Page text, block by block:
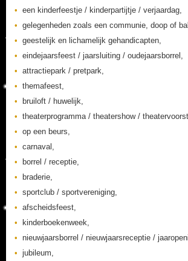
een kinderfeestje / kinderpartijtje / verjaardag,
gelegenheden zoals een communie, doop of
geestelijk en lichamelijk gehandicapten,
eindejaarsfeest / jaarsluiting / oudejaarsborrel,
attractiepark / pretpark,
themafeest,
bruiloft / huwelijk,
theaterprogramma / theatershow /
op een beurs,
carnaval,
borrel / receptie,
braderie,
sportclub / sportvereniging,
afscheidsfeest,
kinderboekenweek,
nieuwjaarsborrel / nieuwjaarsreceptie /
jubileum,